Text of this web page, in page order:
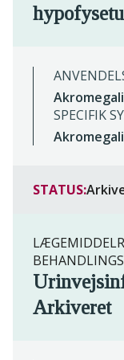
SPECIFIK
Akromegali
STATUS:
Arkiveret